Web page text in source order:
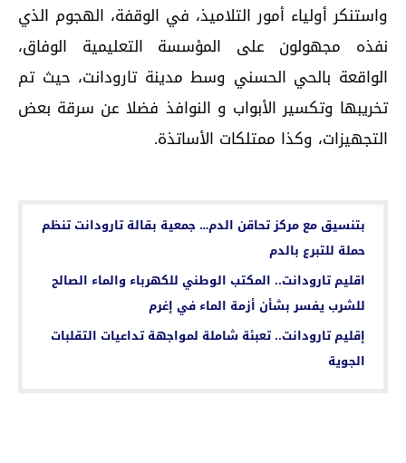
واستنكر أولياء أمور التلاميذ، في الوقفة، الهجوم الذي
نفذه مجهولون على المؤسسة التعليمية الوفاق،
الواقعة بالحي الحسني وسط مدينة تارودانت، حيث تم
تخريبها وتكسير الأبواب و النوافذ فضلا عن سرقة بعض
التجهيزات، وكذا ممتلكات الأساتذة.
بتنسيق مع مركز تحاقن الدم… جمعية بقالة تارودانت تنظم
حملة للتبرع بالدم
اقليم تارودانت.. المكتب الوطني للكهرباء والماء الصالح
للشرب يفسر بشأن أزمة الماء في إغرم
إقليم تارودانت.. تعبئة شاملة لمواجهة تداعيات التقلبات
الجوية